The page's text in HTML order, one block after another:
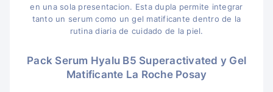
en una sola presentacion. Esta dupla permite integrar
tanto un serum como un gel matificante dentro de la
rutina diaria de cuidado de la piel.
Pack Serum Hyalu B5 Superactivated y Gel
Matificante La Roche Posay